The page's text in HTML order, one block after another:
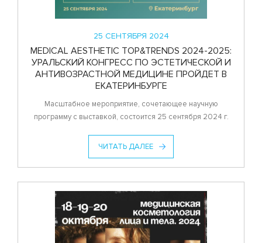
25 СЕНТЯБРЯ 2024
MEDICAL AESTHETIC TOP&TRENDS 2024-2025:
УРАЛЬСКИЙ КОНГРЕСС ПО ЭСТЕТИЧЕСКОЙ И
АНТИВОЗРАСТНОЙ МЕДИЦИНЕ ПРОЙДЕТ В
ЕКАТЕРИНБУРГЕ
Масштабное мероприятие, сочетающее научную
программу с выставкой, состоится 25 сентября 2024 г.
ЧИТАТЬ ДАЛЕЕ